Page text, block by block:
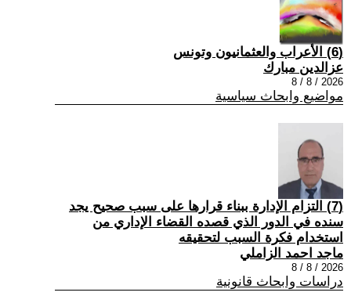
(6) الأعراب والعثمانيون وتونس
عزالدين مبارك
2026 / 8 / 8
مواضيع وابحاث سياسية
(7) التزام الإدارة ببناء قرارها على سبب صحیح یجد
سنده في الدور الذي قصده القضاء الإداري من
استخدام فكرة السبب لتحقیقه
ماجد احمد الزاملي
2026 / 8 / 8
دراسات وابحاث قانونية